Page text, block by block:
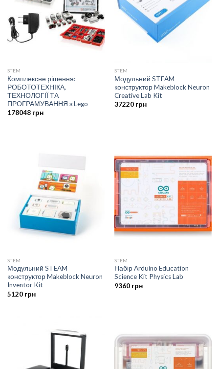
STEM
Комплексне рішення:
РОБОТОТЕХНІКА,
ТЕХНОЛОГІЇ ТА
ПРОГРАМУВАННЯ з Lego
178048 грн
STEM
Модульний STEAM
конструктор Makeblock Neuron
Creative Lab Kit
37220 грн
STEM
Модульний STEAM
конструктор Makeblock Neuron
Inventor Kit
5120 грн
STEM
Набір Arduino Education
Science Kit Physics Lab
9360 грн